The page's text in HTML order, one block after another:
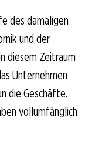
des damaligen
und der
diesem Zeitraum
Unternehmen
die Geschäfte.
vollumfänglich